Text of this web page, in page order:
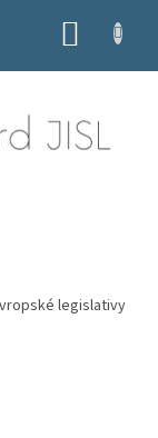
legislativy